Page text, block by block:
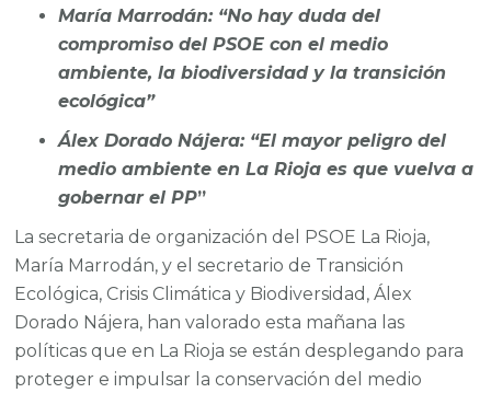
María Marrodán: “No hay duda del
compromiso del PSOE con el medio
ambiente, la biodiversidad y la transición
ecológica”
Álex Dorado Nájera: “El mayor peligro del
medio ambiente en La Rioja es que vuelva a
gobernar el PP”
La secretaria de organización del PSOE La Rioja,
María Marrodán, y el secretario de Transición
Ecológica, Crisis Climática y Biodiversidad, Álex
Dorado Nájera, han valorado esta mañana las
políticas que en La Rioja se están desplegando para
proteger e impulsar la conservación del medio